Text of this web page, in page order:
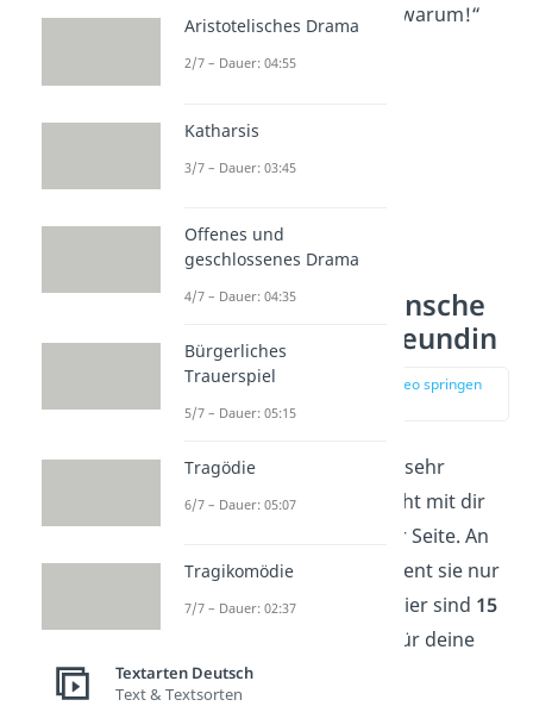
nicht mehr wissen, warum!“
Geburtstagswünsche
für die beste Freundin
zur Stelle im Video springen
Einebeste Freundin
ist sehr
kostbar. Sie hört zu, lacht mit dir
und steht dir immer zur Seite. An
ihrem Geburtstag verdient sie nur
die schönsten Worte! Hier sind 15
für deine
beste Freundin:
Aristotelisches Drama
2/7 – Dauer: 04:55
Katharsis
3/7 – Dauer: 03:45
Offenes und
geschlossenes Drama
4/7 – Dauer: 04:35
Bürgerliches
Trauerspiel
5/7 – Dauer: 05:15
Tragödie
6/7 – Dauer: 05:07
Tragikomödie
7/7 – Dauer: 02:37
Textarten Deutsch
Text & Textsorten